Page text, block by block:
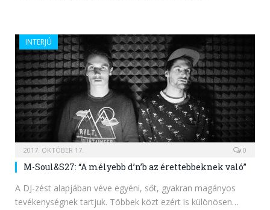
INTERJÚ
2017. OKTÓBER 17. 0
M-Soul&S27: “A mélyebb d’n’b az érettebbeknek való”
A DJ-zést alapjában véve egyéni, sőt, gyakran magányos
tevékenységnek tartjuk. Többek közt ezért is különösen…